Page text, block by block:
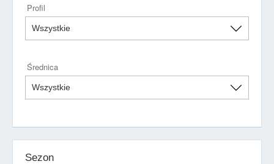
Profil
Średnica
Sezon